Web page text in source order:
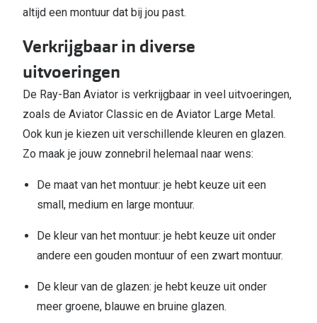
altijd een montuur dat bij jou past.
Verkrijgbaar in diverse
uitvoeringen
De Ray-Ban Aviator is verkrijgbaar in veel uitvoeringen,
zoals de Aviator Classic en de Aviator Large Metal.
Ook kun je kiezen uit verschillende kleuren en glazen.
Zo maak je jouw zonnebril helemaal naar wens:
De maat van het montuur: je hebt keuze uit een
small, medium en large montuur.
De kleur van het montuur: je hebt keuze uit onder
andere een gouden montuur of een zwart montuur.
De kleur van de glazen: je hebt keuze uit onder
meer groene, blauwe en bruine glazen.